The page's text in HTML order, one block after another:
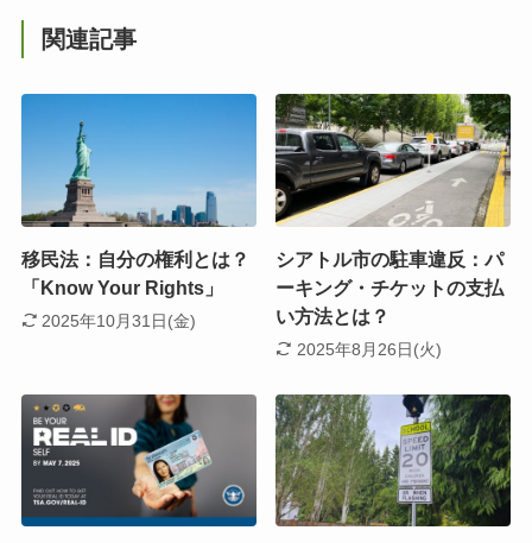
関連記事
移民法：自分の権利とは？
「Know Your Rights」
2025年10月31日(金)
シアトル市の駐車違反：パ
ーキング・チケットの支払
い方法とは？
2025年8月26日(火)